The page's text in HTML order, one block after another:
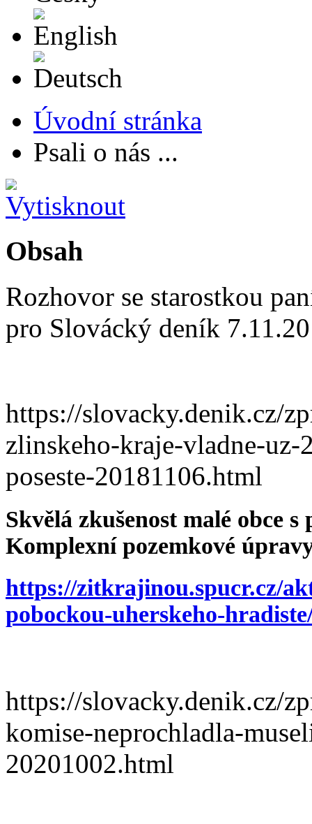
Úvodní stránka
Psali o nás ...
Obsah
Rozhovor se starostkou
pro Slovácký deník
https://slovacky.denik.cz/
zlinskeho-kraje-vladne-
poseste-20181106.html
Skvělá zkušenost malé obce
Komplexní pozemkové
https://zitkrajinou.spucr.cz/
pobockou-uherskeho-
https://slovacky.denik.cz/
komise-neprochladla-
20201002.html